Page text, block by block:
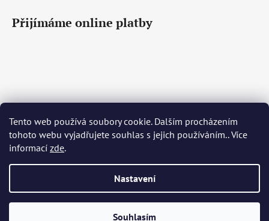
Tento web používá soubory cookie. Dalším procházením
tohoto webu vyjadřujete souhlas s jejich používáním.. Více
informací zde.
Nastavení
Souhlasím
Přijímáme online platby
Čeština Slovenčina English Deutsch Magyar
Język polski Română Italiano Español Français
Português
Nederlands Українська Ελληνικά Svenska Dansk